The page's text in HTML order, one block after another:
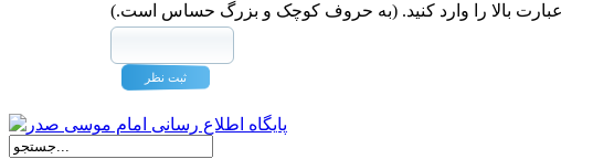
عبارت بالا را وارد کنید. (به حروف کوچک و بزرگ حساس است.)